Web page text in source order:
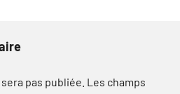
pas publiée. Les champs